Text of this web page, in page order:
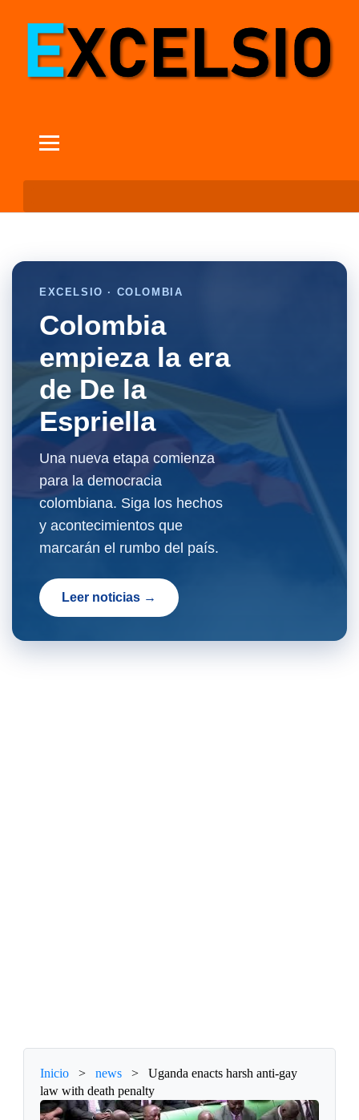
EXCELSIO · COLOMBIA
Colombia
empieza la era
de De la
Espriella
Una nueva etapa comienza
para la democracia
colombiana. Siga los hechos
y acontecimientos que
marcarán el rumbo del país.
Leer noticias →
Inicio > news >
Uganda enacts harsh anti-gay
law with death penalty